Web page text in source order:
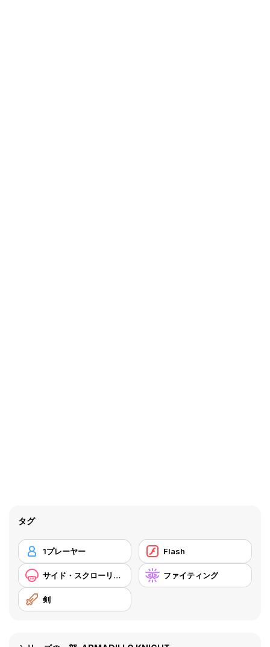
タグ
1プレーヤー Flash
サイド・スクローリング ファイティング
剣